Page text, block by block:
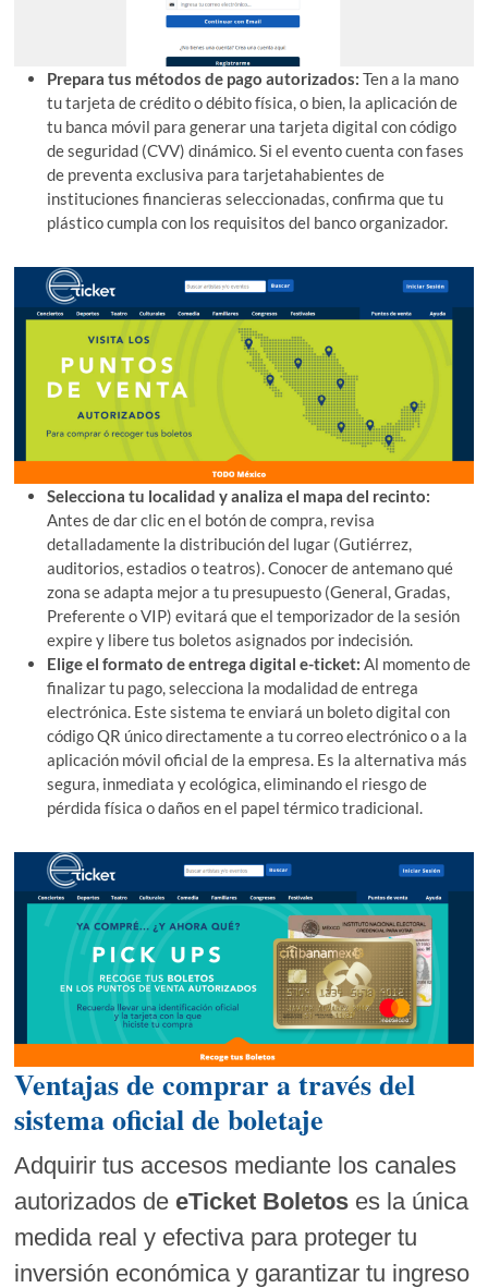
Prepara tus métodos de pago autorizados: Ten a la mano
tu tarjeta de crédito o débito física, o bien, la aplicación de
tu banca móvil para generar una tarjeta digital con código
de seguridad (CVV) dinámico. Si el evento cuenta con fases
de preventa exclusiva para tarjetahabientes de
instituciones financieras seleccionadas, confirma que tu
plástico cumpla con los requisitos del banco organizador.
Selecciona tu localidad y analiza el mapa del recinto:
Antes de dar clic en el botón de compra, revisa
detalladamente la distribución del lugar (Gutiérrez,
auditorios, estadios o teatros). Conocer de antemano qué
zona se adapta mejor a tu presupuesto (General, Gradas,
Preferente o VIP) evitará que el temporizador de la sesión
expire y libere tus boletos asignados por indecisión.
Elige el formato de entrega digital e-ticket: Al momento de
finalizar tu pago, selecciona la modalidad de entrega
electrónica. Este sistema te enviará un boleto digital con
código QR único directamente a tu correo electrónico o a la
aplicación móvil oficial de la empresa. Es la alternativa más
segura, inmediata y ecológica, eliminando el riesgo de
pérdida física o daños en el papel térmico tradicional.
Ventajas de comprar a través del
sistema oficial de boletaje
Adquirir tus accesos mediante los canales
autorizados de eTicket Boletos es la única
medida real y efectiva para proteger tu
inversión económica y garantizar tu ingreso